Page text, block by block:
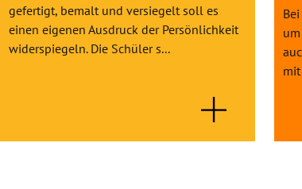
gefertigt, bemalt und versiegelt soll es
einen eigenen Ausdruck der Persönlichkeit
widerspiegeln. Die Schüler s...